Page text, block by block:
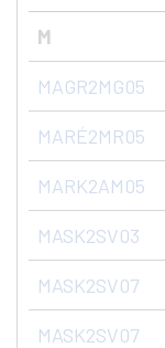
M
MAGR2MG05
MARÉ2MR05
MARK2AM05
MASK2SV03
MASK2SV07
MASK2SV07